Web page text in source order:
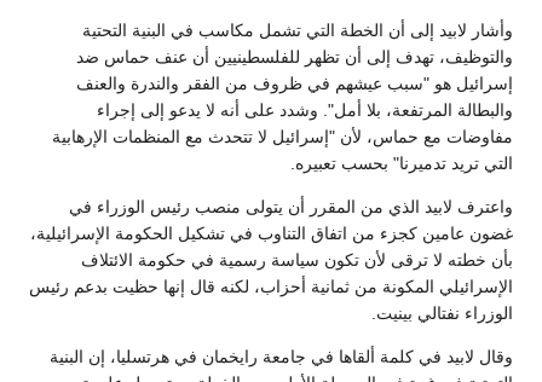
وأشار لابيد إلى أن الخطة التي تشمل مكاسب في البنية التحتية
والتوظيف، تهدف إلى أن تظهر للفلسطينيين أن عنف حماس ضد
إسرائيل هو "سبب عيشهم في ظروف من الفقر والندرة والعنف
والبطالة المرتفعة، بلا أمل". وشدد على أنه لا يدعو إلى إجراء
مفاوضات مع حماس، لأن "إسرائيل لا تتحدث مع المنظمات الإرهابية
التي تريد تدميرنا" بحسب تعبيره.
واعترف لابيد الذي من المقرر أن يتولى منصب رئيس الوزراء في
غضون عامين كجزء من اتفاق التناوب في تشكيل الحكومة الإسرائيلية،
بأن خطته لا ترقى لأن تكون سياسة رسمية في حكومة الائتلاف
الإسرائيلي المكونة من ثمانية أحزاب، لكنه قال إنها حظيت بدعم رئيس
الوزراء نفتالي بينيت.
وقال لابيد في كلمة ألقاها في جامعة رايخمان في هرتسليا، إن البنية